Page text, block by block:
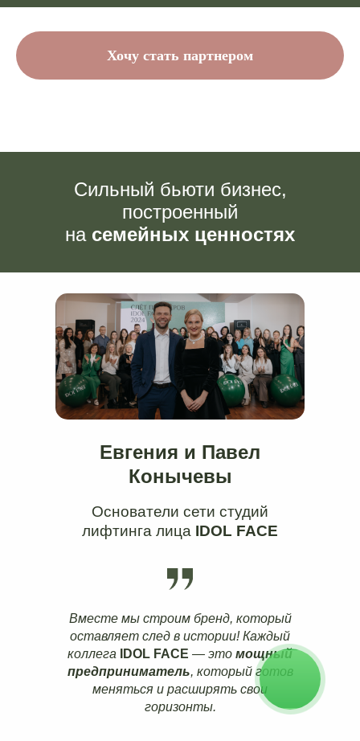
Хочу стать партнером
Сильный бьюти бизнес,
построенный
на семейных ценностях
Основатели сети студий
лифтинга лица IDOL FACE
Вместе мы строим бренд, который
оставляет след в истории! Каждый
коллега
IDOL FACE — это мощный
предприниматель, который готов
меняться и расширять свои
горизонты.
Евгения и Павел
Конычевы